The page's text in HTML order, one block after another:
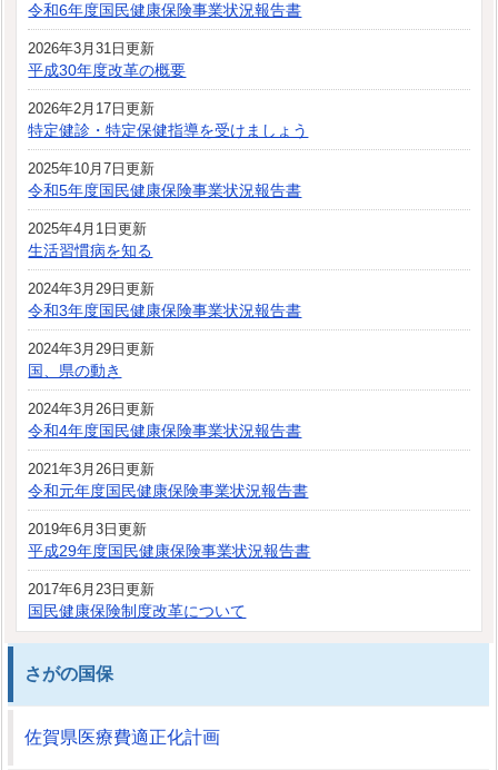
令和6年度国民健康保険事業状況報告書
2026年3月31日更新
平成30年度改革の概要
2026年2月17日更新
特定健診・特定保健指導を受けましょう
2025年10月7日更新
令和5年度国民健康保険事業状況報告書
2025年4月1日更新
生活習慣病を知る
2024年3月29日更新
令和3年度国民健康保険事業状況報告書
2024年3月29日更新
国、県の動き
2024年3月26日更新
令和4年度国民健康保険事業状況報告書
2021年3月26日更新
令和元年度国民健康保険事業状況報告書
2019年6月3日更新
平成29年度国民健康保険事業状況報告書
2017年6月23日更新
国民健康保険制度改革について
さがの国保
佐賀県医療費適正化計画